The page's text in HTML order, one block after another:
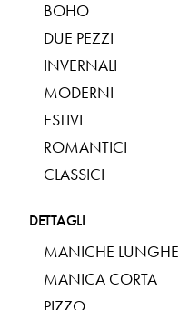
BOHO
DUE PEZZI
INVERNALI
MODERNI
ESTIVI
ROMANTICI
CLASSICI
DETTAGLI
MANICHE LUNGHE
MANICA CORTA